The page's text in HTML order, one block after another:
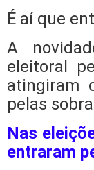
É aí que
A
eleitoral
atingiram
pelas
Nas
entraram